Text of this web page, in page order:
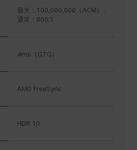
最大：100,000,000（ACM）、
通常：800:1
4ms（GTG）
AMD FreeSync
HDR 10